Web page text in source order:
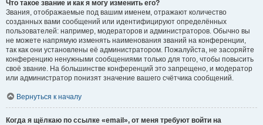
Что такое звание и как я могу изменить его?
Звания, отображаемые под вашим именем, отражают количество
созданных вами сообщений или идентифицируют определённых
пользователей: например, модераторов и администраторов. Обычно вы
не можете напрямую изменять наименования званий на конференции,
так как они установлены её администратором. Пожалуйста, не засоряйте
конференцию ненужными сообщениями только для того, чтобы повысить
своё звание. На большинстве конференций это запрещено, и модератор
или администратор понизят значение вашего счётчика сообщений.
Вернуться к началу
Когда я щёлкаю по ссылке «email», от меня требуют войти на